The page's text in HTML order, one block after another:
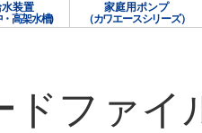
装置
高架水槽)
家庭用ポンプ
（カワエースシリーズ）
ドファイ